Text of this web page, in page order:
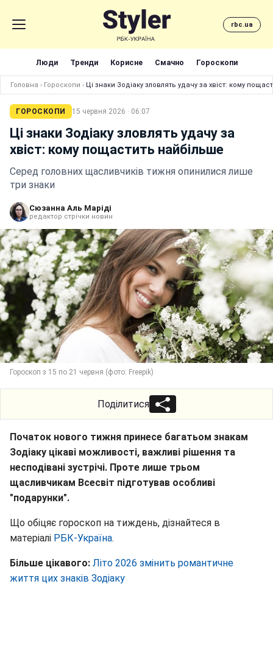
rbc.ua
Люди Тренди Корисне Смачно Гороскопи
Головна › Гороскопи › Ці знаки Зодіаку зловлять удачу за хвіст: кому
ГОРОСКОПИ 15 червня 2026 · 06:07
Ці знаки Зодіаку зловлять удачу за
хвіст: кому пощастить найбільше
Серед головних щасливчиків тижня опинилися лише
три знаки
Сюзанна Аль Маріді
редактор стрічки новин
Гороскоп з 15 по 21 червня (фото: Freepik)
Поділитися
Початок нового тижня принесе багатьом знакам
Зодіаку цікаві можливості, важливі рішення та
несподівані зустрічі. Проте лише трьом
щасливчикам Всесвіт підготував особливі
"подарунки".
Що обіцяє гороскоп на тиждень, дізнайтеся в
матеріалі РБК-Україна.
Більше цікавого: Літо 2026 змінить романтичне
життя цих знаків Зодіаку